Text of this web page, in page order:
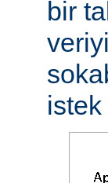
bir
istek